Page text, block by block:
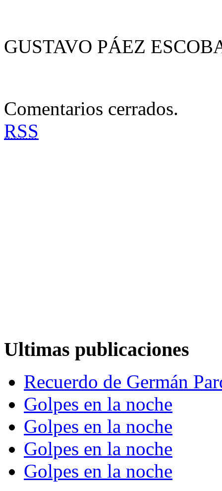
GUSTAVO PÁEZ
Comentarios cerrados.
RSS
Ultimas publicaciones
Recuerdo de Germán
Golpes en la noche
Golpes en la noche
Golpes en la noche
Golpes en la noche